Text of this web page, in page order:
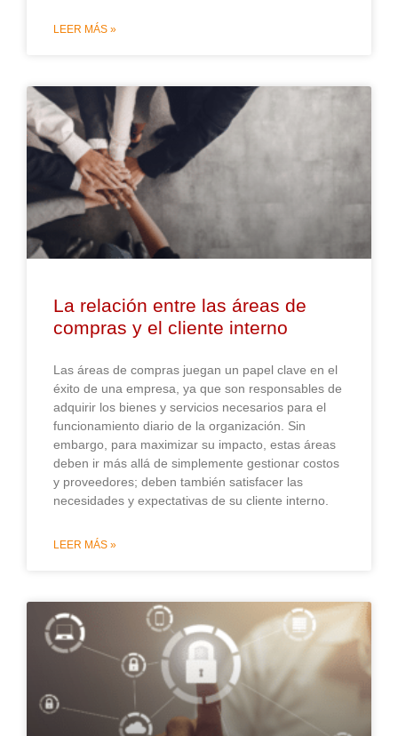
LEER MÁS »
La relación entre las áreas de
compras y el cliente interno
Las áreas de compras juegan un papel clave en el
éxito de una empresa, ya que son responsables de
adquirir los bienes y servicios necesarios para el
funcionamiento diario de la organización. Sin
embargo, para maximizar su impacto, estas áreas
deben ir más allá de simplemente gestionar costos
y proveedores; deben también satisfacer las
necesidades y expectativas de su cliente interno.
LEER MÁS »